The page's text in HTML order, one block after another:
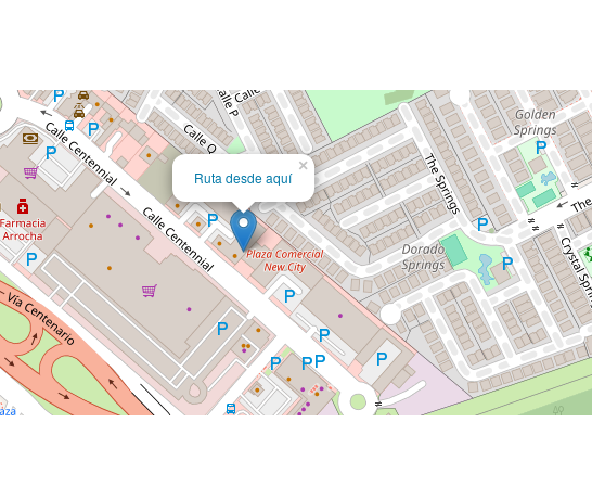
Ruta desde aquí
×